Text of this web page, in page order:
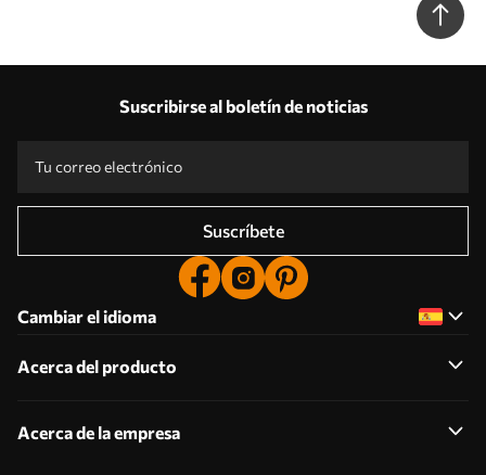
Suscribirse al boletín de noticias
Suscríbete
Cambiar el idioma
Acerca del producto
Acerca de la empresa